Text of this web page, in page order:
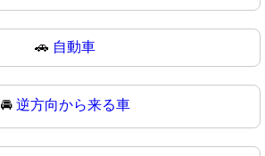
🚗 自動車
🚘 逆方向から来る車